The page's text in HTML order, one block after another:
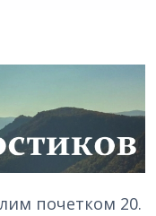
почетком 20.